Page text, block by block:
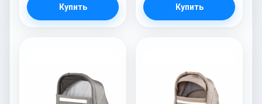
Купить Купить